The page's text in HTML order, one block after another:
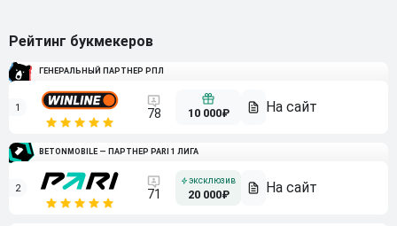
Рейтинг букмекеров
ГЕНЕРАЛЬНЫЙ ПАРТНЕР РПЛ
1 78 10 000₽
BETONMOBILE — ПАРТНЕР PARI 1 ЛИГА
2 71 20 000₽